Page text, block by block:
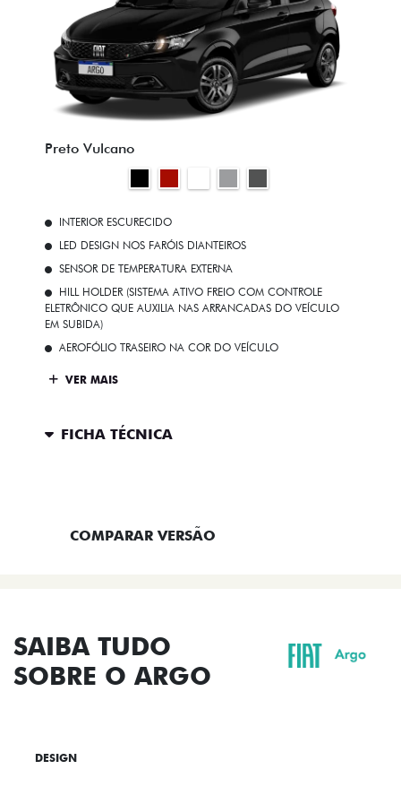
Preto Vulcano
INTERIOR ESCURECIDO
LED DESIGN NOS FARÓIS DIANTEIROS
SENSOR DE TEMPERATURA EXTERNA
HILL HOLDER (SISTEMA ATIVO FREIO COM CONTROLE
ELETRÔNICO QUE AUXILIA NAS ARRANCADAS DO VEÍCULO
EM SUBIDA)
AEROFÓLIO TRASEIRO NA COR DO VEÍCULO
VER MAIS
FICHA TÉCNICA
COMPARAR VERSÃO
SAIBA TUDO
SOBRE O ARGO
DESIGN